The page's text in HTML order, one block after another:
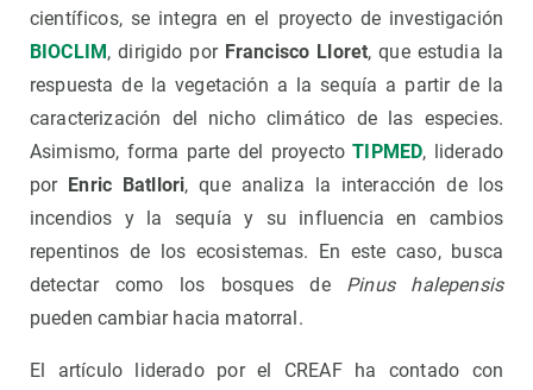
científicos, se integra en el proyecto de investigación
BIOCLIM, dirigido por Francisco Lloret, que estudia la
respuesta de la vegetación a la sequía a partir de la
caracterización del nicho climático de las especies.
Asimismo, forma parte del proyectoTIPMED, liderado
por Enric Batllori, que analiza la interacción de los
incendios y la sequía y su influencia en cambios
repentinos de los ecosistemas. En este caso, busca
detectar como los bosques de Pinus halepensis
pueden cambiar hacia matorral.
El artículo liderado por el CREAF ha contado con